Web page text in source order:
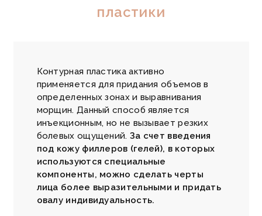
пластики
Контурная пластика активно
применяется для придания объемов в
определенных зонах и выравнивания
морщин. Данный способ является
инъекционным, но не вызывает резких
болевых ощущений. За счет введения
под кожу филлеров (гелей), в которых
используются специальные
компоненты, можно сделать черты
лица более выразительными и придать
овалу индивидуальность.